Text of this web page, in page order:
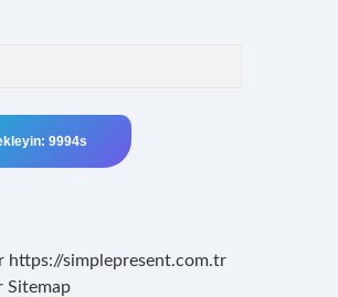
https://simplepresent.com.tr
Sitemap